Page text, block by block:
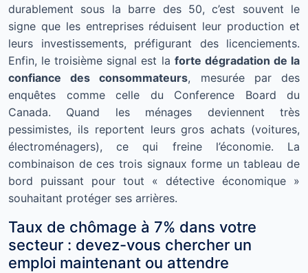
durablement sous la barre des 50, c’est souvent le
signe que les entreprises réduisent leur production et
leurs investissements, préfigurant des licenciements.
Enfin, le troisième signal est la forte dégradation de la
confiance des consommateurs, mesurée par des
enquêtes comme celle du Conference Board du
Canada. Quand les ménages deviennent très
pessimistes, ils reportent leurs gros achats (voitures,
électroménagers), ce qui freine l’économie. La
combinaison de ces trois signaux forme un tableau de
bord puissant pour tout « détective économique »
souhaitant protéger ses arrières.
Taux de chômage à 7% dans votre
secteur : devez-vous chercher un
emploi maintenant ou attendre